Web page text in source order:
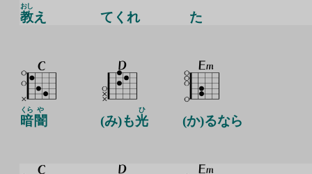
教
おし
え てくれ た
暗
くら
闇
や
(み)も光
ひ
(か)るなら